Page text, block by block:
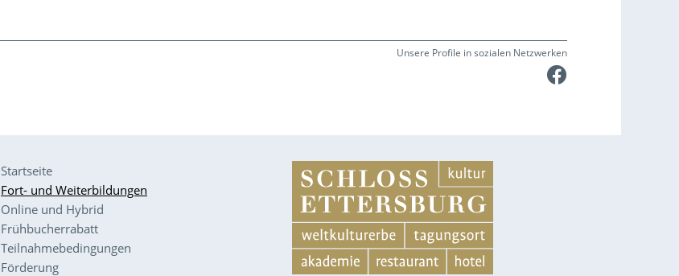
Unsere Profile in sozialen Netzwerken
Startseite
Fort- und Weiterbildungen
Online und Hybrid
Frühbucherrabatt
Teilnahmebedingungen
Förderung